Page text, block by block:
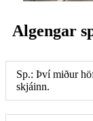
Algengar
Sp.: Því miður
skjáinn.